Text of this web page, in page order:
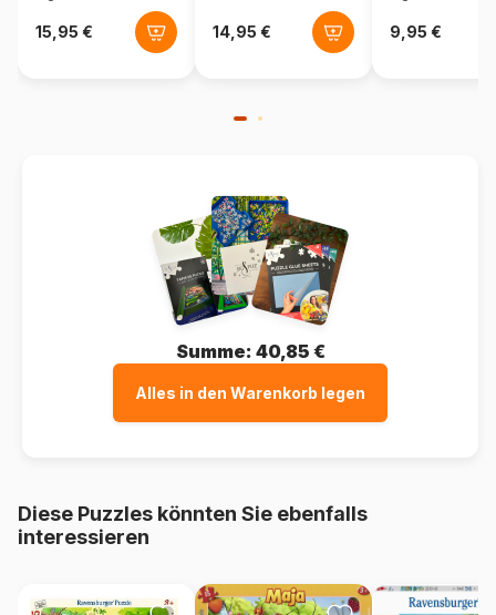
Summe: 40,85 €
Alles in den Warenkorb legen
Diese Puzzles könnten Sie ebenfalls
interessieren